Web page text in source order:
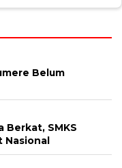
Belum
Berkat, SMKS
Nasional